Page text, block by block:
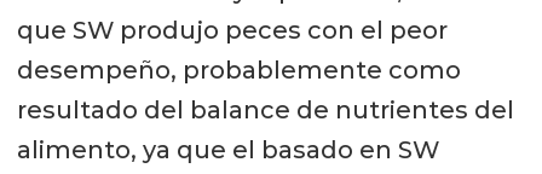
que SW produjo peces con el peor
desempeño, probablemente como
resultado del balance de nutrientes del
alimento, ya que el basado en SW